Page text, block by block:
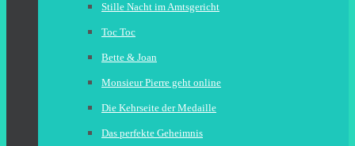
Stille Nacht im Amtsgericht
Toc Toc
Bette & Joan
Monsieur Pierre geht online
Die Kehrseite der Medaille
Das perfekte Geheimnis